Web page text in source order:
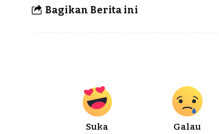
Bagikan Berita ini
Suka Galau